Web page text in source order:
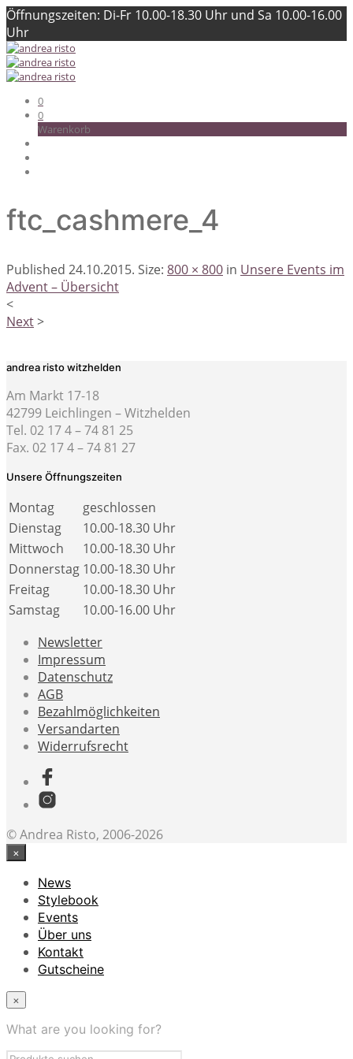
Öffnungszeiten: Di-Fr 10.00-18.30 Uhr und Sa 10.00-16.00
Uhr
0
0
Warenkorb
ftc_cashmere_4
Published 24.10.2015. Size: 800 × 800 in Unsere Events im
Advent – Übersicht
<
Next>
andrea risto witzhelden
Am Markt 17-18
42799 Leichlingen – Witzhelden
Tel. 02 17 4 – 74 81 25
Fax. 02 17 4 – 74 81 27
Unsere Öffnungszeiten
Montag
geschlossen
Dienstag
10.00-18.30 Uhr
Mittwoch
10.00-18.30 Uhr
Donnerstag 10.00-18.30 Uhr
Freitag
10.00-18.30 Uhr
Samstag
10.00-16.00 Uhr
Newsletter
Impressum
Datenschutz
AGB
Bezahlmöglichkeiten
Versandarten
Widerrufsrecht
© Andrea Risto, 2006-2026
×
News
Stylebook
Events
Über uns
Kontakt
Gutscheine
×
What are you looking for?